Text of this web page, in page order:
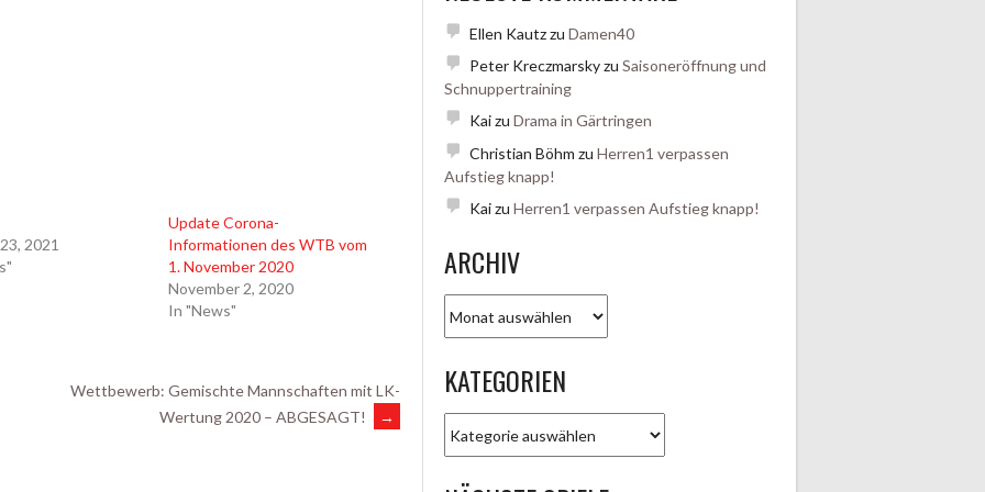
2021
Update Corona-
Informationen des WTB vom
1. November 2020
November 2, 2020
In "News"
Wettbewerb: Gemischte Mannschaften mit LK-
Wertung 2020 – ABGESAGT!
→
Ellen Kautzzu Damen40
Peter Kreczmarskyzu Saisoneröffnung und
Schnuppertraining
Kaizu Drama in Gärtringen
Christian Böhm zu Herren1 verpassen
Aufstieg knapp!
Kaizu Herren1 verpassen Aufstieg knapp!
ARCHIV
KATEGORIEN